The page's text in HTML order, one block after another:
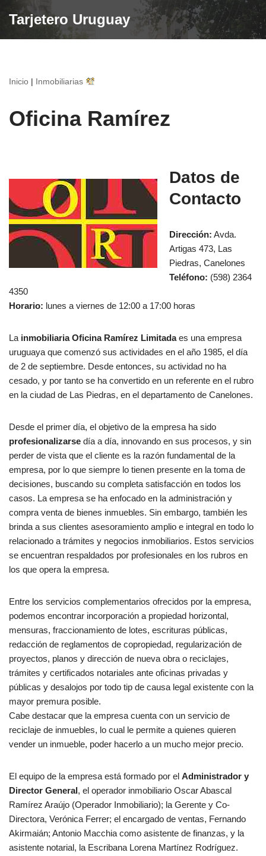
Tarjetero Uruguay
Inicio | Inmobiliarias
Oficina Ramírez
Datos de
Contacto
Dirección: Avda.
Artigas 473, Las
Piedras, Canelones
Teléfono: (598) 2364
4350
Horario: lunes a viernes de 12:00 a 17:00 horas
La inmobiliaria Oficina Ramírez Limitadaes una empresa
uruguaya que comenzó sus actividades en el año 1985, el día
de 2 de septiembre. Desde entonces, su actividad no ha
cesado, y por tanto se ha convertido en un referente en el rubro
en la ciudad de Las Piedras, en el departamento de Canelones.
Desde el primer día, el objetivo de la empresa ha sido
profesionalizarse día a día, innovando en sus procesos, y sin
perder de vista que el cliente es la razón fundamental de la
empresa, por lo que siempre lo tienen presente en la toma de
decisiones, buscando su completa satisfacción en todos los
casos. La empresa se ha enfocado en la administración y
compra venta de bienes inmuebles. Sin embargo, también les
brinda a sus clientes asesoramiento amplio e integral en todo lo
relacionado a trámites y negocios inmobiliarios. Estos servicios
se encuentran respaldados por profesionales en los rubros en
los que opera la empresa.
Entre los servicios complementarios ofrecidos por la empresa,
podemos encontrar incorporación a propiedad horizontal,
mensuras, fraccionamiento de lotes, escrituras públicas,
redacción de reglamentos de copropiedad, regularización de
proyectos, planos y dirección de nueva obra o reciclajes,
trámites y certificados notariales ante oficinas privadas y
públicas y desalojos por todo tip de causa legal existente con la
mayor premura posible.
Cabe destacar que la empresa cuenta con un servicio de
reciclaje de inmuebles, lo cual le permite a quienes quieren
vender un inmueble, poder hacerlo a un mucho mejor precio.
El equipo de la empresa está formado por el Administrador y
Director General, el operador inmobiliario Oscar Abascal
Ramírez Araújo (Operador Inmobiliario); la Gerente y Co-
Directora, Verónica Ferrer; el encargado de ventas, Fernando
Akirmaián; Antonio Macchia como asistente de finanzas, y la
asistente notarial, la Escribana Lorena Martínez Rodríguez.